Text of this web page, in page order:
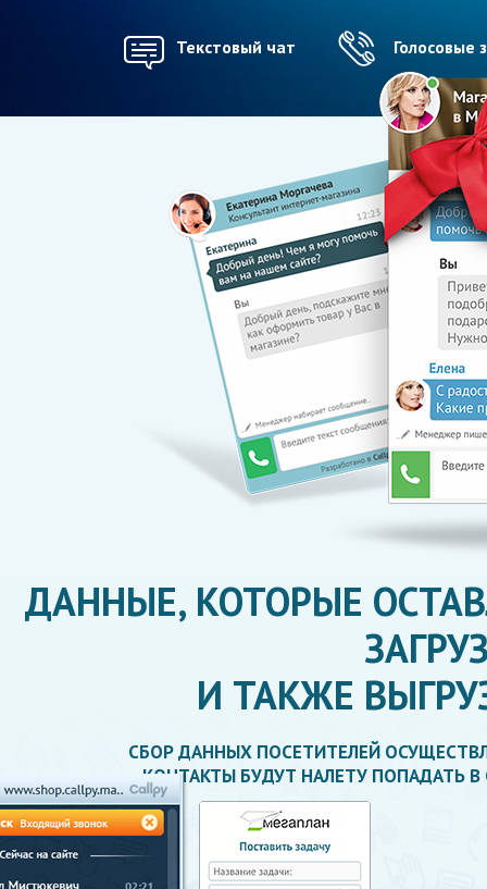
Текстовый чат Голосовые
ДАННЫЕ, КОТОРЫЕ
И ТАКЖЕ
СБОР ДАННЫХ ПОСЕТИТЕЛЕЙ
КОНТАКТЫ БУДУТ НАЛЕТУ ПОПАДАТЬ В